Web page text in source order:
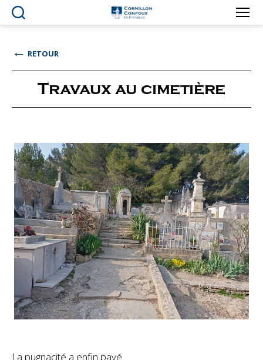
Ville
en
Provence
← RETOUR
Travaux au cimetière
La pugnacité a enfin payé